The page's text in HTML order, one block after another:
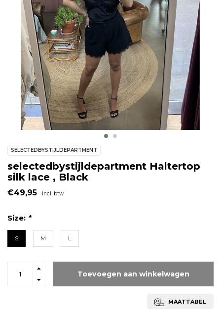
SELECTEDBYSTIJLDEPARTMENT
selectedbystijldepartment Haltertop
silk lace , Black
€49,95 Incl. btw
Size: *
S M L
Toevoegen aan winkelwagen
MAATTABEL